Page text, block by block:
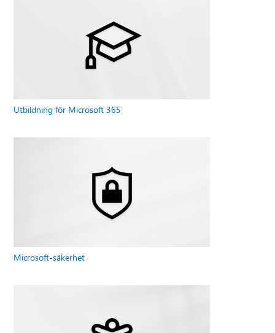
Utbildning för Microsoft 365
Microsoft-säkerhet